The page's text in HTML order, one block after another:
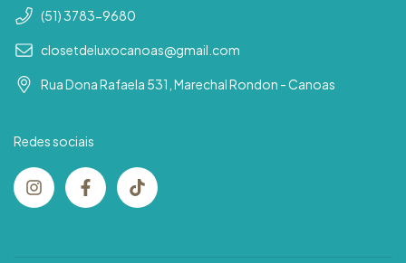
(51) 3783-9680
closetdeluxocanoas@gmail.com
Rua Dona Rafaela 531, Marechal Rondon - Canoas
Redes sociais